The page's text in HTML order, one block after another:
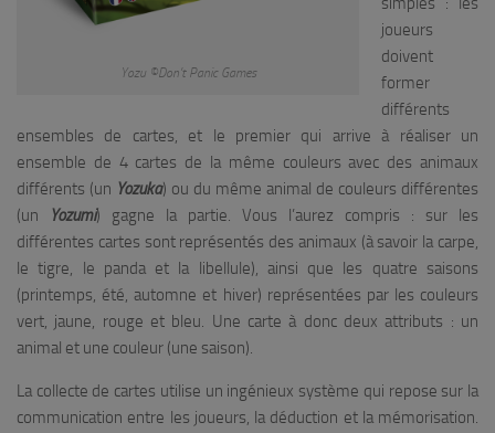
Yozu ©Don’t Panic Games
joueurs
doivent
former
différents
ensembles de cartes, et le premier qui arrive à réaliser un
ensemble de 4 cartes de la même couleurs avec des animaux
différents (un Yozuka) ou du même animal de couleurs différentes
(un
Yozumi) gagne la partie. Vous l’aurez compris : sur les
différentes cartes sont représentés des animaux (à savoir la carpe,
le tigre, le panda et la libellule), ainsi que les quatre saisons
(printemps, été, automne et hiver) représentées par les couleurs
vert, jaune, rouge et bleu. Une carte à donc deux attributs : un
animal et une couleur (une saison).
La collecte de cartes utilise un ingénieux système qui repose sur la
communication entre les joueurs, la déduction et la mémorisation.